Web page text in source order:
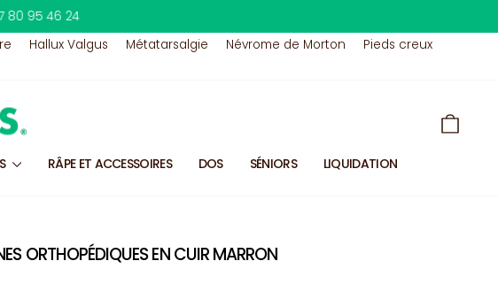
Hallux Valgus Métatarsalgie Névrome de Morton
Pieds creux
RÂPE ET ACCESSOIRES DOS SÉNIORS LIQUIDATION
ORTHOPÉDIQUES EN CUIR MARRON